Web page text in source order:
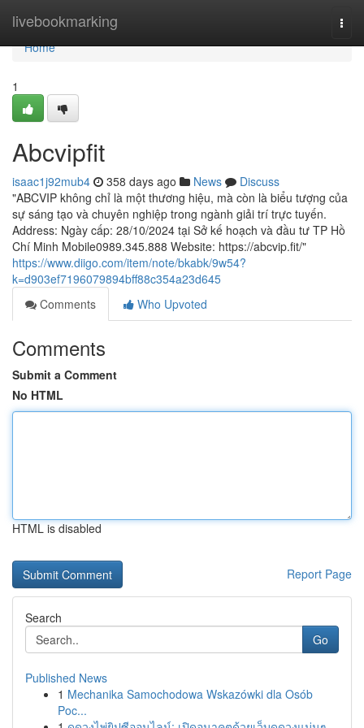
livebookmarking
Home
Home
1
Abcvipfit
isaac1j92mub4 358 days ago News
Discuss
"ABCVIP không chỉ là một thương hiệu, mà còn là biểu tượng của
sự sáng tạo và chuyên nghiệp trong ngành giải trí trực tuyến.
Address: Ngày cấp: 28/10/2024 tại Sở kế hoạch và đầu tư TP Hồ
Chí Minh Mobile0989.345.888 Website: https://abcvip.fit/"
https://www.diigo.com/item/note/bkabk/9w54?
k=d903ef7196079894bff88c354a23d645
Comments
Who Upvoted
Comments
Submit a Comment
No HTML
HTML is disabled
Report Page
Search
Go
Published News
1 Mechanika Samochodowa Wskazówki dla Osób
Poc...